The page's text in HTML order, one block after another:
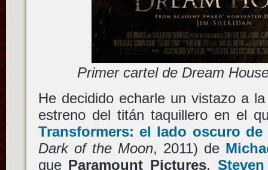
Primer cartel de Dream
He decidido echarle un vistazo a
estreno del titán taquillero en el
Transformers: el lado oscuro
Dark of the Moon, 2011) de
que Paramount Pictures,